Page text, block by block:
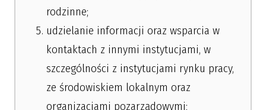
rodzinne;
udzielanie informacji oraz wsparcia w
kontaktach z innymi instytucjami, w
szczególności z instytucjami rynku pracy,
ze środowiskiem lokalnym oraz
organizacjami pozarządowymi;